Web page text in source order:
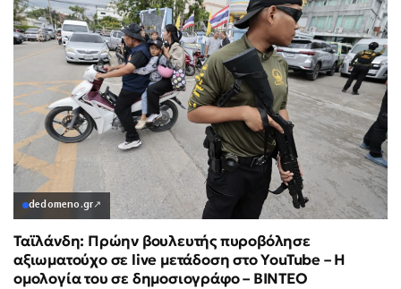
dedomeno.gr↗
Ταϊλάνδη: Πρώην βουλευτής πυροβόλησε
αξιωματούχο σε live μετάδοση στο YouTube – Η
ομολογία του σε δημοσιογράφο – ΒΙΝΤΕΟ